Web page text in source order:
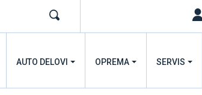
AUTO DELOVI OPREMA SERVIS